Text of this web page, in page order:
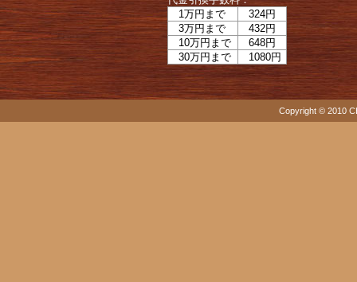
1万円まで
324円
3万円まで
432円
10万円まで
648円
30万円まで
1080円
Copyright © 2010